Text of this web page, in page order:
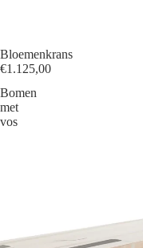
Bloemenkrans
€1.125,00
Bomen
met
vos